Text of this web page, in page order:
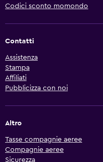
Codici sconto momondo
Contatti
Assistenza
Stampa
Affiliati
Pubblicizza con noi
Altro
Tasse compagnie aeree
Compagnie aeree
Sicurezza